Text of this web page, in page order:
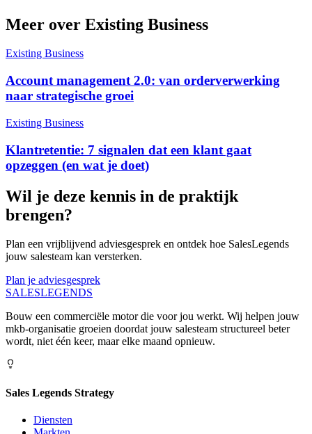
Meer over Existing Business
Existing Business
Account management 2.0: van orderverwerking
naar strategische groei
Existing Business
Klantretentie: 7 signalen dat een klant gaat
opzeggen (en wat je doet)
Wil je deze kennis in de praktijk
brengen?
Plan een vrijblijvend adviesgesprek en ontdek hoe SalesLegends
jouw salesteam kan versterken.
Plan je adviesgesprek
SALESLEGENDS
Bouw een commerciële motor die voor jou werkt. Wij helpen jouw
mkb-organisatie groeien doordat jouw salesteam structureel beter
wordt, niet één keer, maar elke maand opnieuw.
Sales Legends Strategy
Diensten